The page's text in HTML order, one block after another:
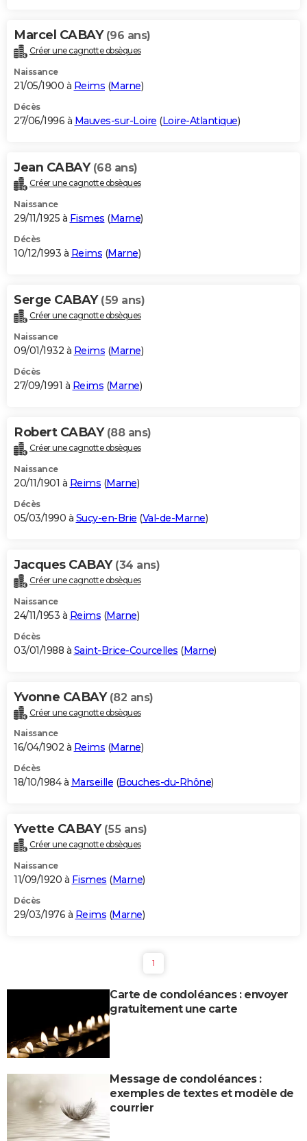
Marcel CABAY (96 ans)
Créer une cagnotte obsèques
Naissance
21/05/1900 à Reims (Marne)
Décès
27/06/1996 à Mauves-sur-Loire (Loire-Atlantique)
Jean CABAY (68 ans)
Créer une cagnotte obsèques
Naissance
29/11/1925 à Fismes (Marne)
Décès
10/12/1993 à Reims (Marne)
Serge CABAY (59 ans)
Créer une cagnotte obsèques
Naissance
09/01/1932 à Reims (Marne)
Décès
27/09/1991 à Reims (Marne)
Robert CABAY (88 ans)
Créer une cagnotte obsèques
Naissance
20/11/1901 à Reims (Marne)
Décès
05/03/1990 à Sucy-en-Brie (Val-de-Marne)
Jacques CABAY (34 ans)
Créer une cagnotte obsèques
Naissance
24/11/1953 à Reims (Marne)
Décès
03/01/1988 à Saint-Brice-Courcelles (Marne)
Yvonne CABAY (82 ans)
Créer une cagnotte obsèques
Naissance
16/04/1902 à Reims (Marne)
Décès
18/10/1984 à Marseille (Bouches-du-Rhône)
Yvette CABAY (55 ans)
Créer une cagnotte obsèques
Naissance
11/09/1920 à Fismes (Marne)
Décès
29/03/1976 à Reims (Marne)
1
Carte de condoléances : envoyer
gratuitement une carte
Message de condoléances :
exemples de textes et modèle de
courrier